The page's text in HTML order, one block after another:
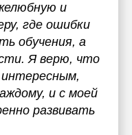
и
где ошибки
обучения, а
Я верю, что
и с моей
развивать